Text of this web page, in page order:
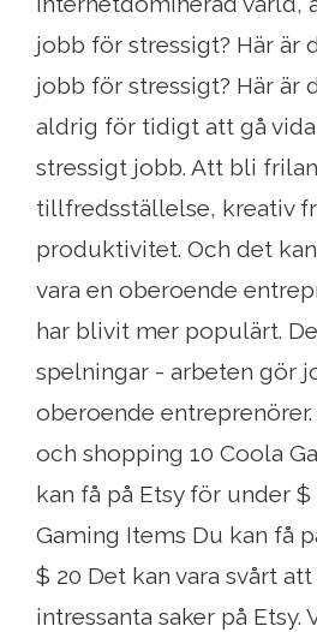
jobb för stressigt? Här är
jobb för stressigt? Här är
aldrig för tidigt att gå
stressigt jobb. Att bli
tillfredsställelse, kreativ
produktivitet. Och det
vara en oberoende
har blivit mer populärt.
spelningar - arbeten gör
oberoende
och shopping 10 Coola
kan få på Etsy för under $
Gaming Items Du kan få
$ 20 Det kan vara svårt
intressanta saker på Etsy.